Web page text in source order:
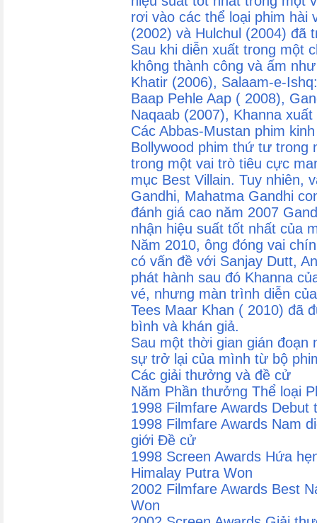
rơi vào các thể loại phim hài
(2002) và Hulchul (2004) đã
Sau khi diễn xuất trong một
không thành công và ấm
Khatir (2006), Salaam-e-
Baap Pehle Aap ( 2008),
Naqaab (2007), Khanna
Các Abbas-Mustan phim
Bollywood phim thứ tư trong
trong một vai trò tiêu cực
mục Best Villain. Tuy nhiên,
Gandhi, Mahatma Gandhi
đánh giá cao năm 2007
nhận hiệu suất tốt nhất của
Năm 2010, ông đóng vai
có vấn đề với Sanjay Dutt,
phát hành sau đó Khanna
vé, nhưng màn trình diễn
Tees Maar Khan ( 2010) đã
bình và khán giả.
Sau một thời gian gián đoạn
sự trở lại của mình từ bộ
Các giải thưởng và đề cử
Năm Phần thưởng Thể loại
1998 Filmfare Awards
1998 Filmfare Awards Nam
giới Đề cử
1998 Screen Awards Hứa
Himalay Putra Won
2002 Filmfare Awards Best
Won